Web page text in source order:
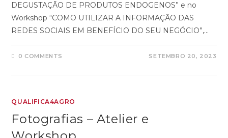
DEGUSTAÇÃO DE PRODUTOS ENDOGENOS” e no
Workshop “COMO UTILIZAR A INFORMAÇÃO DAS
REDES SOCIAIS EM BENEFÍCIO DO SEU NEGÓCIO”,…
0 COMMENTS SETEMBRO 20, 2023
QUALIFICA4AGRO
Fotografias – Atelier e